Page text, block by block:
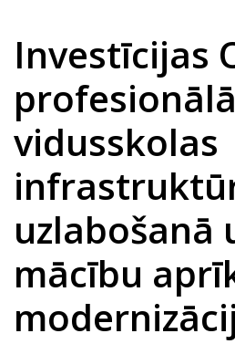
Investīcijas
vidusskolas
uzlabošanā
mācību